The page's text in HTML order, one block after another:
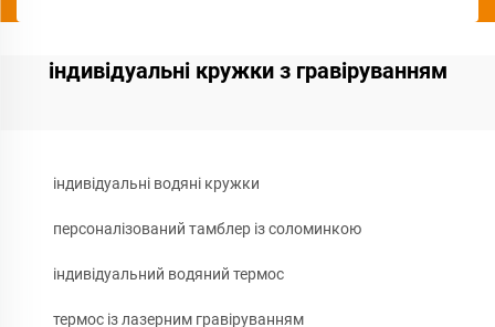
індивідуальні кружки з гравіруванням
індивідуальні водяні кружки
персоналізований тамблер із соломинкою
індивідуальний водяний термос
термос із лазерним гравіруванням